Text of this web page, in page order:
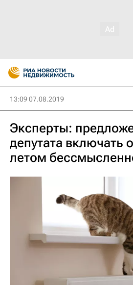
13:09 07.08.2019
Эксперты:
депутата включать
летом